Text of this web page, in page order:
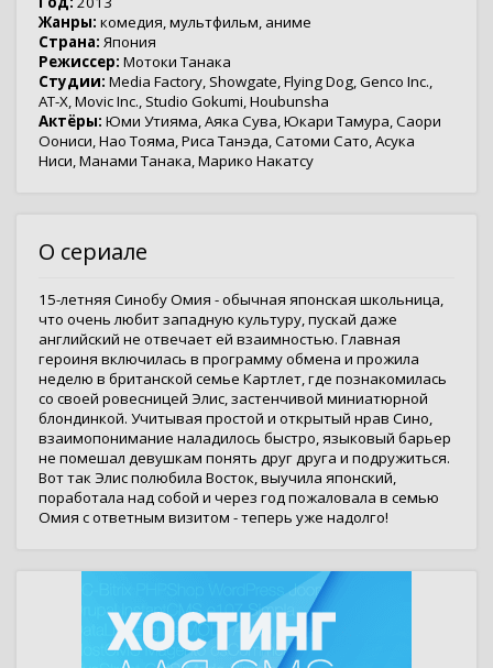
Жанры: комедия,мультфильм, аниме
Страна: Япония
Режиссер: Мотоки Танака
Студии: Media Factory,Showgate,Flying Dog,Genco Inc.,
AT-X,Movic Inc.,Studio Gokumi,Houbunsha
Актёры: Юми Утияма,Аяка Сува,Юкари Тамура,Саори
Оониси,Нао Тояма,Риса Танэда,Сатоми Сато,Асука
Ниси,Манами Танака,Марико Накатсу
О сериале
15-летняя Синобу Омия - обычная японская школьница,
что очень любит западную культуру, пускай даже
английский не отвечает ей взаимностью. Главная
героиня включилась в программу обмена и прожила
неделю в британской семье Картлет, где познакомилась
со своей ровесницей Элис, застенчивой миниатюрной
блондинкой. Учитывая простой и открытый нрав Сино,
взаимопонимание наладилось быстро, языковый барьер
не помешал девушкам понять друг друга и подружиться.
Вот так Элис полюбила Восток, выучила японский,
поработала над собой и через год пожаловала в семью
Омия с ответным визитом - теперь уже надолго!